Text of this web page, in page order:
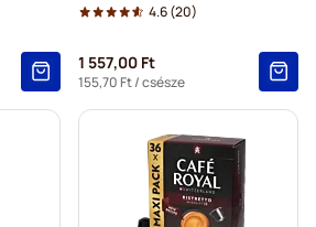
4.6(20)
1 557,00 Ft
155,70 Ft/ csésze